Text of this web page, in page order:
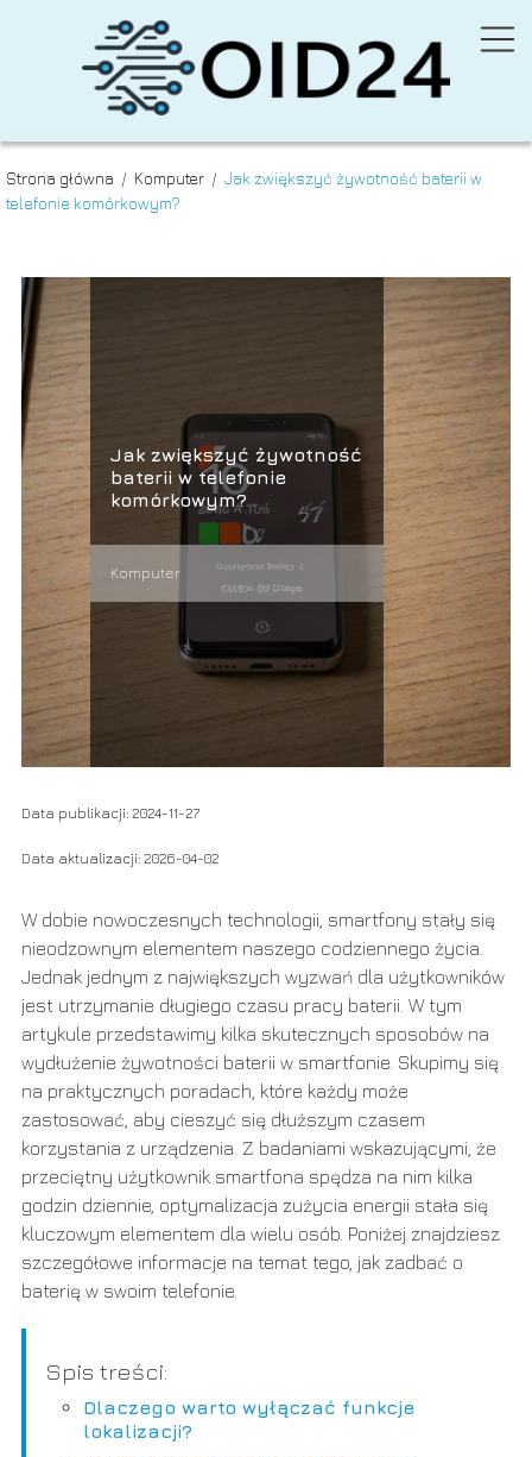
Strona główna / Komputer / Jak zwiększyć żywotność baterii w
telefonie komórkowym?
Jak zwiększyć żywotność
baterii w telefonie
komórkowym?
Komputer
Data publikacji: 2024-11-27
Data aktualizacji: 2026-04-02
W dobie nowoczesnych technologii, smartfony stały się
nieodzownym elementem naszego codziennego życia.
Jednak jednym z największych wyzwań dla użytkowników
jest utrzymanie długiego czasu pracy baterii. W tym
artykule przedstawimy kilka skutecznych sposobów na
wydłużenie żywotności baterii w smartfonie. Skupimy się
na praktycznych poradach, które każdy może
zastosować, aby cieszyć się dłuższym czasem
korzystania z urządzenia. Z badaniami wskazującymi, że
przeciętny użytkownik smartfona spędza na nim kilka
godzin dziennie, optymalizacja zużycia energii stała się
kluczowym elementem dla wielu osób. Poniżej znajdziesz
szczegółowe informacje na temat tego, jak zadbać o
baterię w swoim telefonie.
Spis treści:
Dlaczego warto wyłączać funkcje
lokalizacji?